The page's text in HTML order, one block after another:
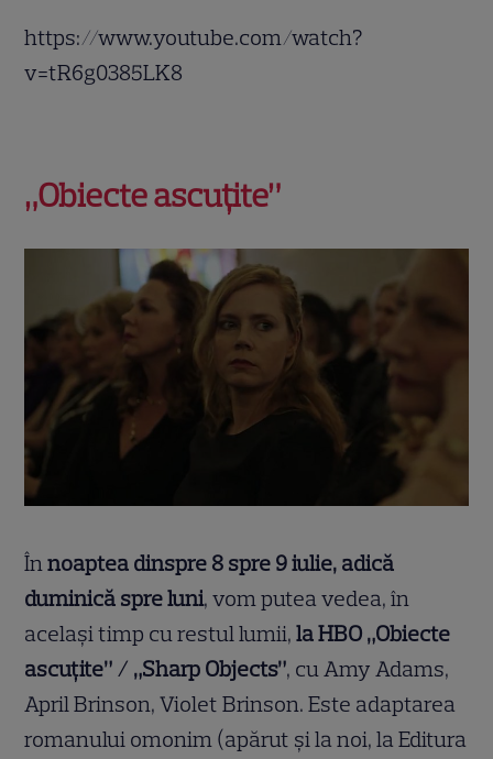
https://www.youtube.com/watch?
v=tR6g0385LK8
„Obiecte ascuțite”
Înnoaptea dinspre 8 spre 9 iulie, adică
duminică spre luni, vom putea vedea, în
același timp cu restul lumii,la HBO „Obiecte
ascuțite” / „Sharp Objects”, cu Amy Adams,
April Brinson, Violet Brinson. Este adaptarea
romanului omonim (apărut și la noi, la Editura